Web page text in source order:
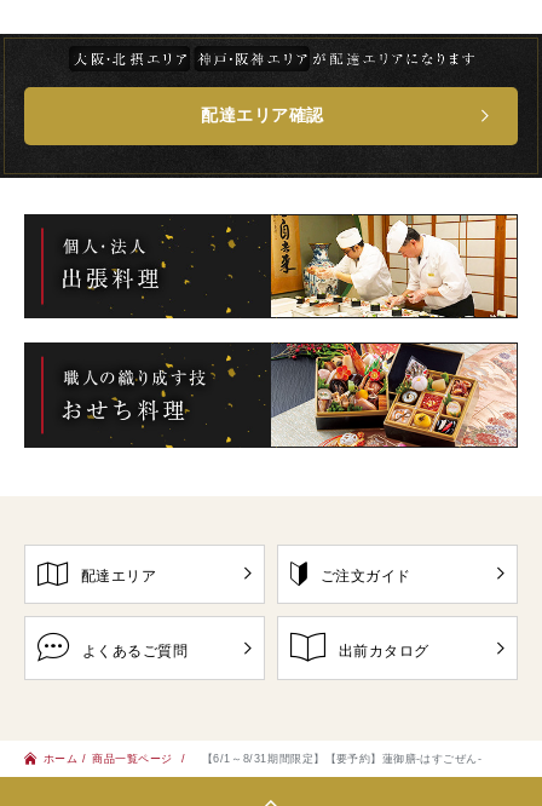
配達エリア確認
配達エリア ご注文ガイド
よくあるご質問 出前カタログ
ホーム 商品一覧ページ 【6/1～8/31期間限定】【要予約】蓮御膳-はすごぜん-